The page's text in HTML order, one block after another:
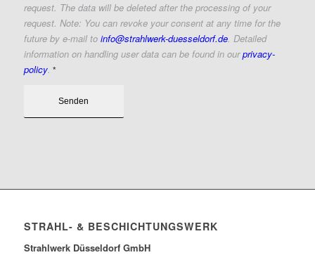
request. The data will be deleted after the processing of your
request. Note: You can revoke your consent at any time for the
future by e-mail to info@strahlwerk-duesseldorf.de. Detailed
information on handling user data can be found in ourprivacy-
policy. *
STRAHL- & BESCHICHTUNGSWERK
Strahlwerk Düsseldorf GmbH